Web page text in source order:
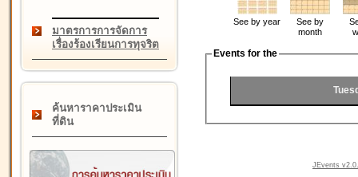
มาตรการการจัดการ
เรื่องร้องเรียนการทุจริต
ค้นหาราคาประเมิน
ที่ดิน
See by year
See by
month
Events for the
JEvents